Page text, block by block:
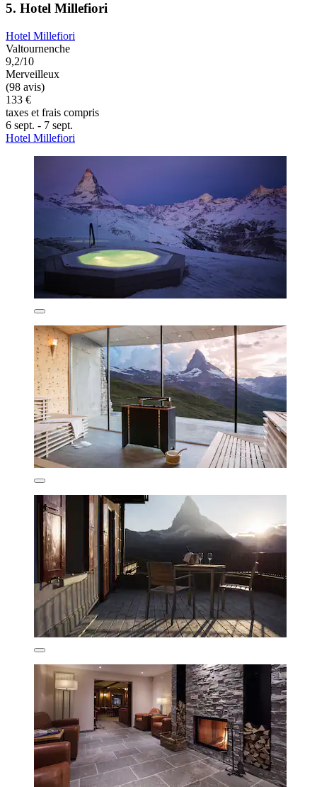
5. Hotel Millefiori
Hotel Millefiori
Valtournenche
9,2/10
Merveilleux
(98 avis)
133 €
taxes et frais compris
6 sept. - 7 sept.
Hotel Millefiori